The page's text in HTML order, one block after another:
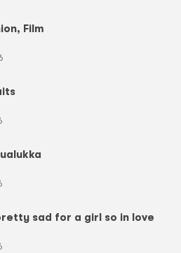
Film
sad for a girl so in love